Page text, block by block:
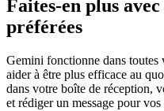
Faites-en plus
préférées
Gemini fonctionne dans
aider à être plus efficace au
dans votre boîte de réception,
et rédiger un message pour